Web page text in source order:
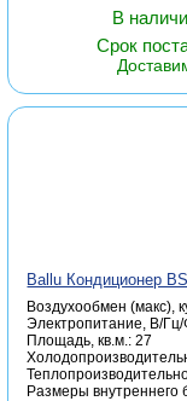
В
Срок
Ballu Кондиционер
Воздухообмен (макс),
Электропитание, В/
Площадь, кв.м.: 27
Размеры внутреннего